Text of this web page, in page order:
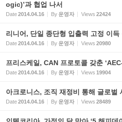
ogic)’과 협업 나서
Date2014.04.16 By 운영자 Views 22424
리니어, 단일 종단형 입출력 고정 이득
Date2014.04.16 By 운영자 Views 20980
프리스케일, CAN 프로토콜 갖춘
Date2014.04.16 By 운영자 Views 19904
아크로니스, 조직 재정비 통해 글로벌
Date2014.04.16 By 운영자 Views 28489